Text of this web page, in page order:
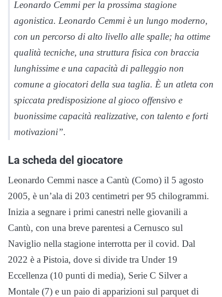
Leonardo Cemmi per la prossima stagione
agonistica. Leonardo Cemmi è un lungo moderno,
con un percorso di alto livello alle spalle; ha ottime
qualità tecniche, una struttura fisica con braccia
lunghissime e una capacità di palleggio non
comune a giocatori della sua taglia. È un atleta con
spiccata predisposizione al gioco offensivo e
buonissime capacità realizzative, con talento e forti
motivazioni”.
La scheda del giocatore
Leonardo Cemmi nasce a Cantù (Como) il 5 agosto
2005, è un’ala di 203 centimetri per 95 chilogrammi.
Inizia a segnare i primi canestri nelle giovanili a
Cantù, con una breve parentesi a Cernusco sul
Naviglio nella stagione interrotta per il covid. Dal
2022 è a Pistoia, dove si divide tra Under 19
Eccellenza (10 punti di media), Serie C Silver a
Montale (7) e un paio di apparizioni sul parquet di